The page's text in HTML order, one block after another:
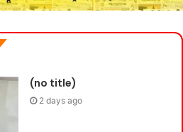
(no title)
2 days ago